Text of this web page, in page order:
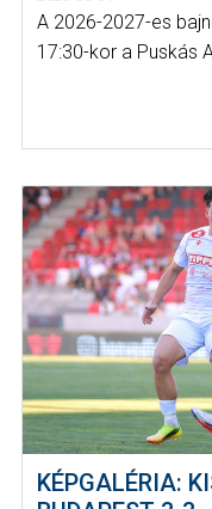
A 2026-2027-es
17:30-kor a Puskás
KÉPGALÉRIA: